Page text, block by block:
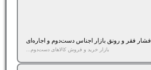
فشار فقر و رونق بازار اجناس دست‌دوم و اجاره‌ای
بازار خرید و فروش کالاهای دست‌دوم...